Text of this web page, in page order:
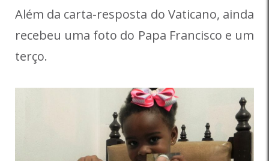
Além da carta-resposta do Vaticano, ainda
recebeu uma foto do Papa Francisco e um
terço.